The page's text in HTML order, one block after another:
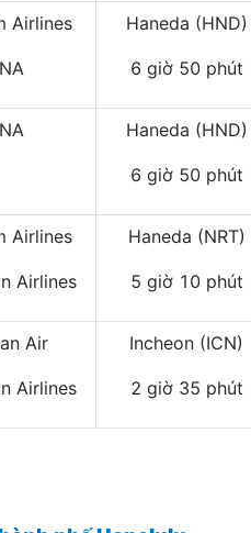
Airlines Haneda (HND)
6 giờ 50 phút
Haneda (HND)
6 giờ 50 phút
Airlines
Airlines
Haneda (NRT)
5 giờ 10 phút
Air
Airlines
Incheon (ICN)
2 giờ 35 phút